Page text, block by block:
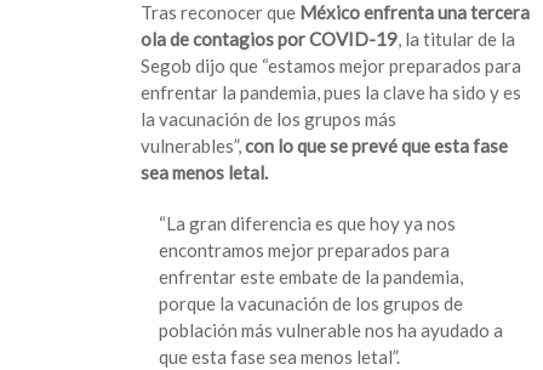
Tras reconocer que México enfrenta una tercera
ola de contagios por COVID-19, la titular de la
Segob dijo que “estamos mejor preparados para
enfrentar la pandemia, pues la clave ha sido y es
la vacunación de los grupos más
vulnerables”,con lo que se prevé que esta fase
sea menos letal.
“La gran diferencia es que hoy ya nos
encontramos mejor preparados para
enfrentar este embate de la pandemia,
porque la vacunación de los grupos de
población más vulnerable nos ha ayudado a
que esta fase sea menos letal”.